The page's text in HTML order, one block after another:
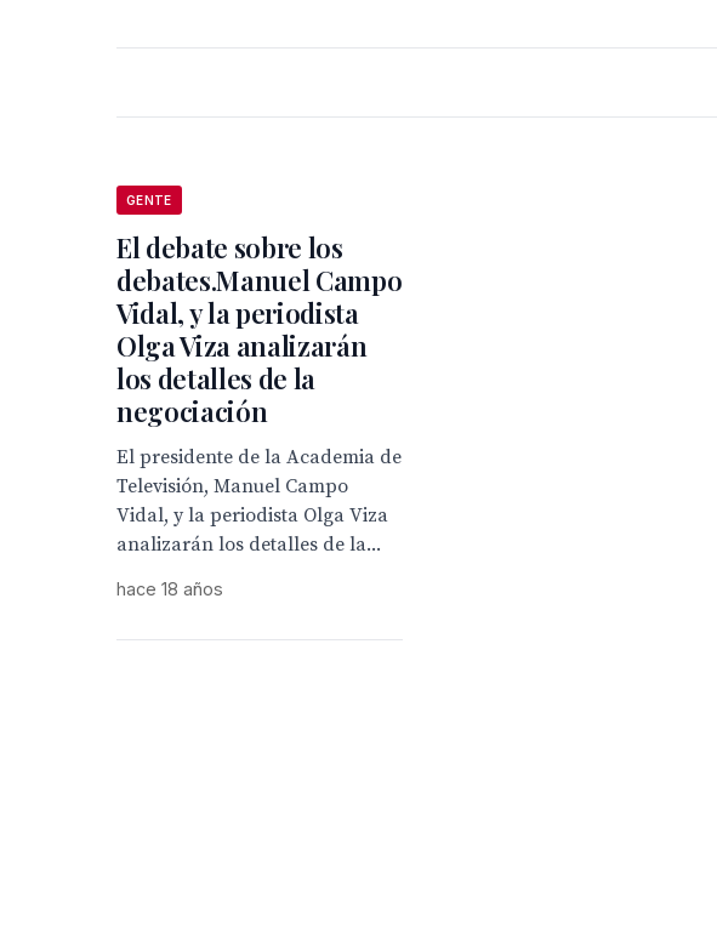
GENTE
El debate sobre los
debates.Manuel Campo
Vidal, y la periodista
Olga Viza analizarán
los detalles de la
negociación
El presidente de la Academia de
Televisión, Manuel Campo
Vidal, y la periodista Olga Viza
analizarán los detalles de la...
hace 18 años